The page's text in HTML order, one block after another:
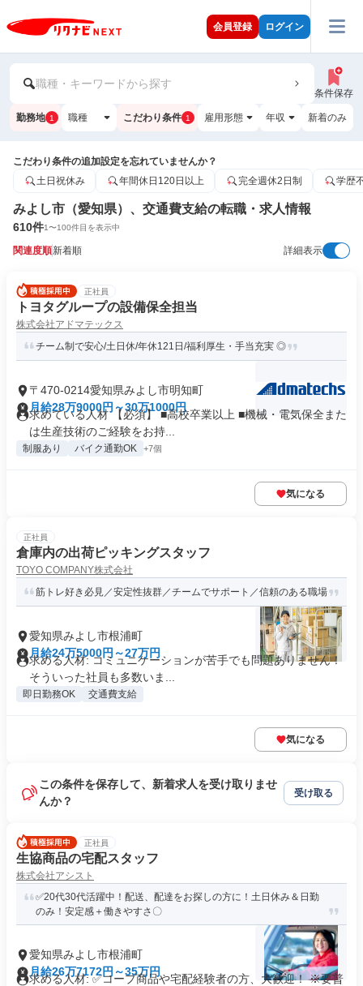
会員登録 ログイン
職種・キーワードから探す
条件保存
勤務地 1 職種 こだわり条件 1 雇用形態 年収 新着のみ
こだわり条件の追加設定を忘れていませんか？
土日祝休み
年間休日120日以上 完全週休2日制 学歴
みよし市（愛知県）、交通費支給の転職・求人情報
610件1〜100件目を表示中
関連度順新着順 詳細表示
正社員
トヨタグループの設備保全担当
株式会社アドマテックス
チーム制で安心/土日休/年休121日/福利厚生・手当充実 ◎
〒470-0214愛知県みよし市明知町
月給28万9000円～30万1000円
求めている人材 【必須】 ■高校卒業以上 ■機械・電気保全また
は生産技術のご経験をお持...
制服あり バイク通勤OK +7個
気になる
正社員
倉庫内の出荷ピッキングスタッフ
TOYO COMPANY株式会社
筋トレ好き必見／安定性抜群／チームでサポート／信頼のある職場
愛知県みよし市根浦町
月給24万5000円～27万円
求める人材: コミュニケーションが苦手でも問題ありません！
そういった社員も多数いま...
即日勤務OK 交通費支給
気になる
この条件を保存して、新着求人を受け取りませ
んか？
受け取る
正社員
生協商品の宅配スタッフ
株式会社アシスト
✅️20代30代活躍中！配送、配達をお探しの方に！土日休み＆日勤
のみ！安定感＋働きやすさ〇
愛知県みよし市根浦町
月給26万7172円～35万円
求める人材: ✅️コープ商品や宅配経験者の方、大歓迎！ ※要普